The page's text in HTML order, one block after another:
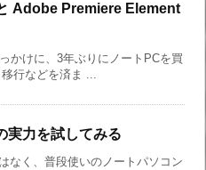
Adobe Premiere Element
かけに、3年ぶりにノートPCを買
行などを済ま ...
実力を試してみる
なく、普段使いのノートパソコン